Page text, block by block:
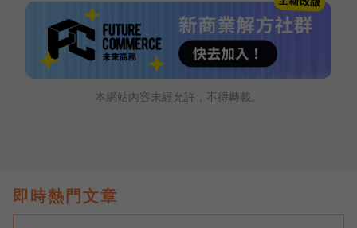
本網站內容未經允許，不得轉載。
即時熱門文章